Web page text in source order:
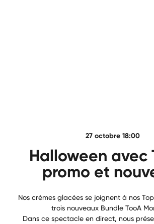
27 octobre 18:00
Halloween avec
promo et
Nos crèmes glacées se joignent à nos
trois nouveaux Bundle TooA
Dans ce spectacle en direct, nous